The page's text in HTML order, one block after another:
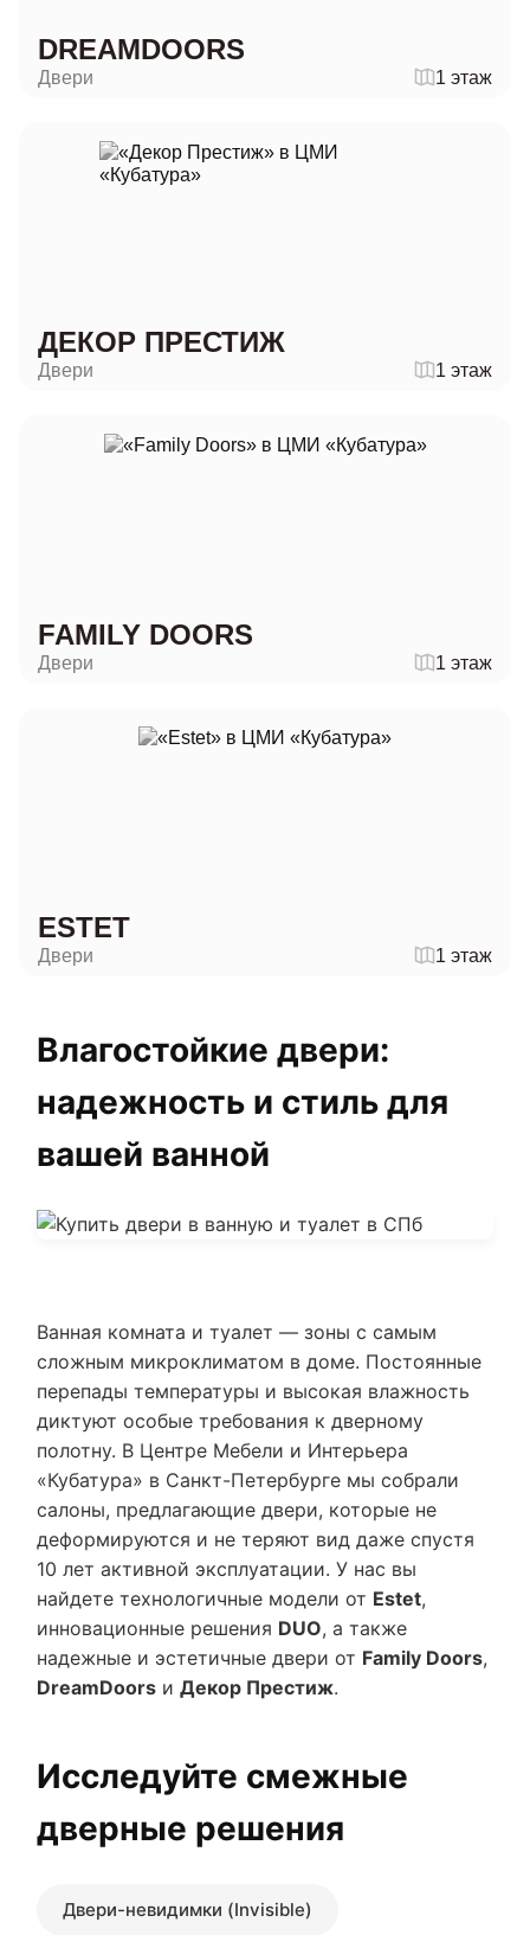
DREAMDOORS
Двери 1 этаж
ДЕКОР ПРЕСТИЖ
Двери 1 этаж
FAMILY DOORS
Двери 1 этаж
ESTET
Двери 1 этаж
Влагостойкие двери:
надежность и стиль для
вашей ванной
Ванная комната и туалет — зоны с самым
сложным микроклиматом в доме. Постоянные
перепады температуры и высокая влажность
диктуют особые требования к дверному
полотну. В Центре Мебели и Интерьера
«Кубатура» в Санкт-Петербурге мы собрали
салоны, предлагающие двери, которые не
деформируются и не теряют вид даже спустя
10 лет активной эксплуатации. У нас вы
найдете технологичные модели от Estet,
инновационные решения DUO, а также
надежные и эстетичные двери от Family Doors,
DreamDoors и Декор Престиж.
Исследуйте смежные
дверные решения
Двери-невидимки (Invisible)